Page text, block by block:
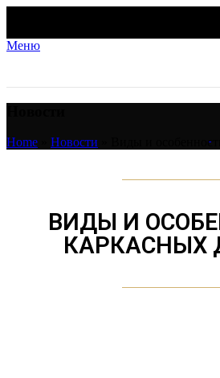
Меню
Home Новости Виды и
ВИДЫ И
КАРКАСНЫХ